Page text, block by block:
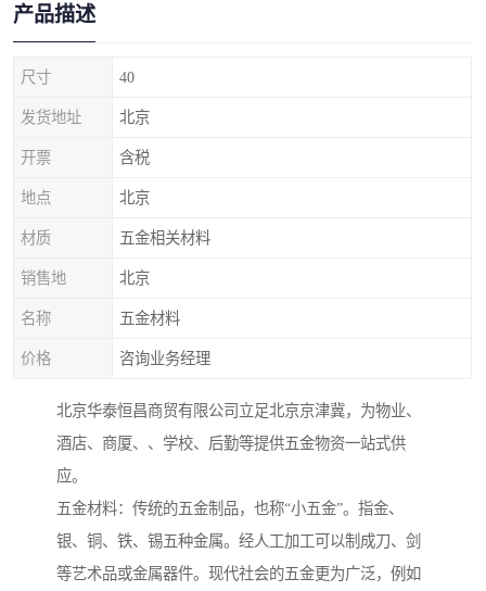
产品描述
尺寸 40
发货地址 北京
开票 含税
地点 北京
材质 五金相关材料
销售地 北京
名称 五金材料
价格 咨询业务经理
北京华泰恒昌商贸有限公司立足北京京津冀，为物业、
酒店、商厦、、学校、后勤等提供五金物资一站式供
应。
五金材料：传统的五金制品，也称“小五金”。指金、
银、铜、铁、锡五种金属。经人工加工可以制成刀、剑
等艺术品或金属器件。现代社会的五金更为广泛，例如